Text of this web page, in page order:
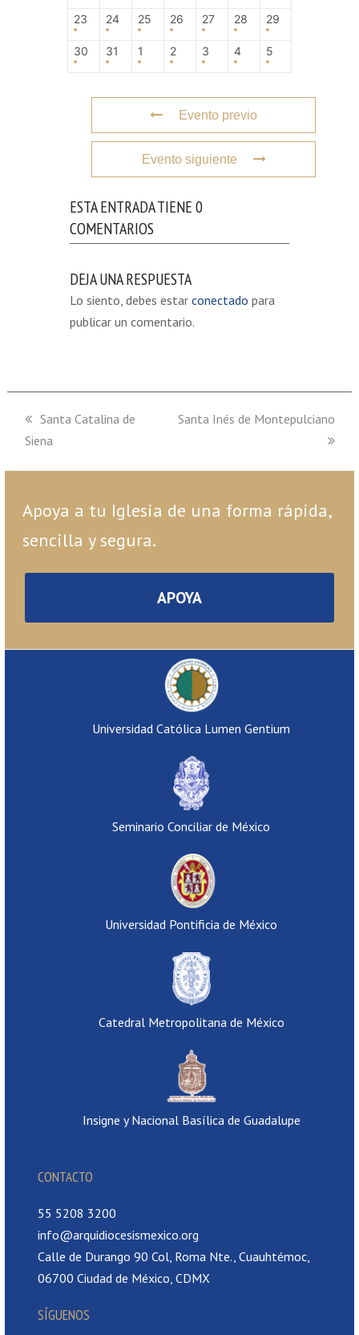
23 24 25 26 27 28 29
30 31 1 2 3 4 5
Evento previo
Evento siguiente
ESTA ENTRADA TIENE 0
COMENTARIOS
DEJA UNA RESPUESTA
Lo siento, debes estar conectado para
publicar un comentario.
previous
post:
Santa Catalina de
Siena
next
Santa Inés de Montepulciano
Apoya a tu Iglesia de una forma rápida,
sencilla y segura.
APOYA
Universidad Católica Lumen Gentium
Seminario Conciliar de México
Universidad Pontificia de México
Catedral Metropolitana de México
Insigne y Nacional Basílica de Guadalupe
CONTACTO
55 5208 3200
info@arquidiocesismexico.org
Calle de Durango 90 Col, Roma Nte., Cuauhtémoc,
06700 Ciudad de México, CDMX
SÍGUENOS